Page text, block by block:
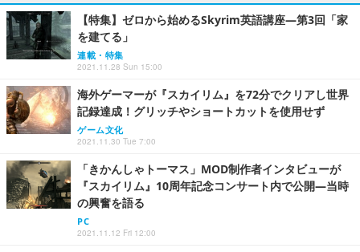
【特集】ゼロから始めるSkyrim英語講座―第3回「家
を建てる」
連載・特集
2021.11.28 Sun 15:00
海外ゲーマーが『スカイリム』を72分でクリアし世界
記録達成！グリッチやショートカットを使用せず
ゲーム文化
2021.11.30 Tue 7:00
「きかんしゃトーマス」MOD制作者インタビューが
『スカイリム』10周年記念コンサート内で公開―当時
の興奮を語る
PC
2021.11.12 Fri 12:00